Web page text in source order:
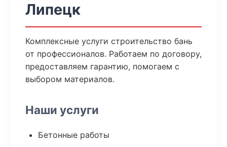
Липецк
Комплексные услуги строительство бань
от профессионалов. Работаем по договору,
предоставляем гарантию, помогаем с
выбором материалов.
Наши услуги
Бетонные работы